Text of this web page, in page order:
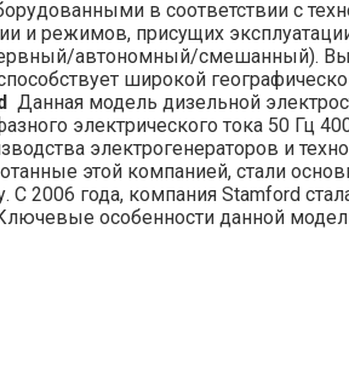
в соответствии с
и режимов, присущих
автономный/смешанный).
широкой
Данная модель дизельной
электрического тока 50 Гц
электрогенераторов и
этой компанией, стали
года, компания Stamford
особенности данной